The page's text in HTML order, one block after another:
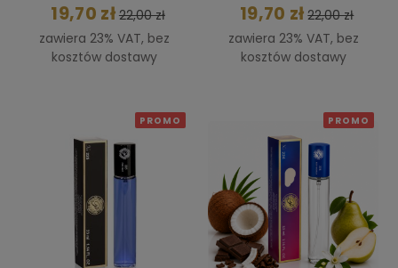
19,70 zł 22,00 zł
zawiera 23% VAT, bez
kosztów dostawy
19,70 zł 22,00 zł
zawiera 23% VAT, bez
kosztów dostawy
PROMO PROMO